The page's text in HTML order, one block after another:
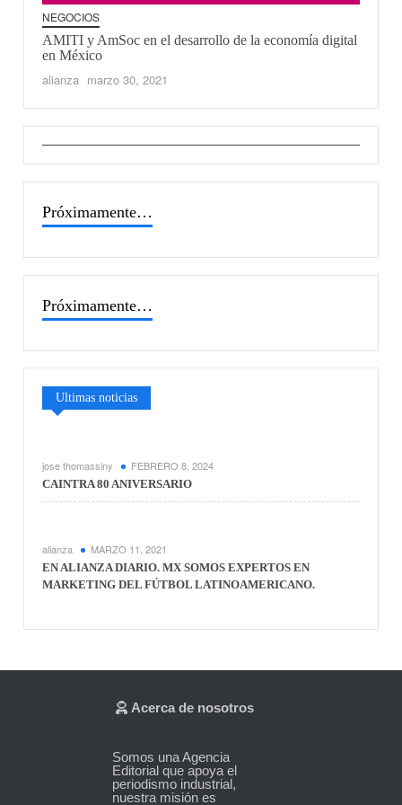
NEGOCIOS
AMITI y AmSoc en el desarrollo de la economía digital
en México
alianza marzo 30, 2021
NUEVOS SUPLEMENTOS ALIANZA DIARIO
CNSF 30 AÑOS DEL SEGURO EN
Próximamente…
Próximamente…
Ultimas noticias
jose thomassiny FEBRERO 8, 2024
CAINTRA 80 ANIVERSARIO
alianza MARZO 11, 2021
EN ALIANZA DIARIO. MX SOMOS EXPERTOS EN
MARKETING DEL FÚTBOL LATINOAMERICANO.
Acerca de nosotros
Somos una Agencia
Editorial que apoya el
periodismo industrial,
nuestra misión es